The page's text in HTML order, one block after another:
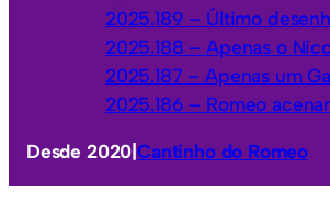
2025.189 – Último
2025.188 – Apenas o
2025.187 – Apenas um
2025.186 – Romeo
Desde 2020 |Cantinho do Romeo